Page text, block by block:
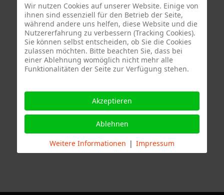
Termine
Wir nutzen Cookies auf unserer Website. Einige von
ihnen sind essenziell für den Betrieb der Seite,
während andere uns helfen, diese Website und die
Nutzererfahrung zu verbessern (Tracking Cookies).
Sie können selbst entscheiden, ob Sie die Cookies
zulassen möchten. Bitte beachten Sie, dass bei
einer Ablehnung womöglich nicht mehr alle
Funktionalitäten der Seite zur Verfügung stehen.
Akzeptieren
Ablehnen
Weitere Informationen | Impressum